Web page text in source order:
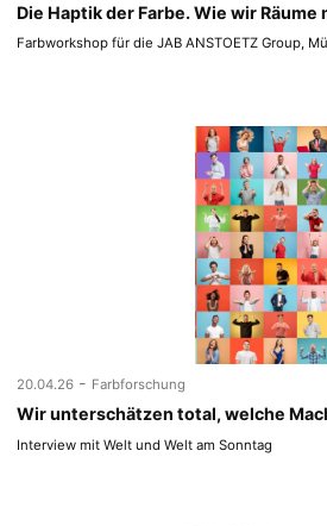
Die Haptik der Farbe. Wie wir
Farbworkshop für die JAB ANSTOETZ Group,
20.04.26 - Farbforschung
Wir unterschätzen total, welche
Interview mit Welt und Welt am Sonntag